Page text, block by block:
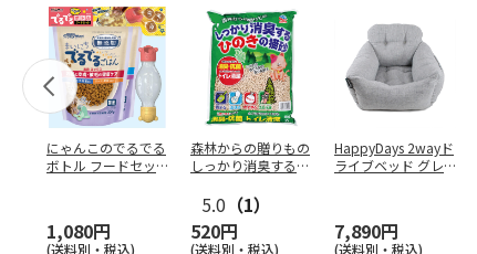
にゃんこのでるでる
ボトル フードセッ
1,080円
(送料別・税込)
森林からの贈りもの
しっかり消臭するひ
5.0 （1）
520円
(送料別・税込)
HappyDays 2wayド
ライブベッド グレ
7,890円
(送料別・税込)